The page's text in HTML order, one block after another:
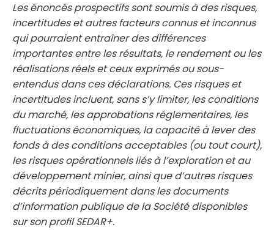
Les énoncés prospectifs sont soumis à des risques,
incertitudes et autres facteurs connus et inconnus
qui pourraient entraîner des différences
importantes entre les résultats, le rendement ou les
réalisations réels et ceux exprimés ou sous-
entendus dans ces déclarations. Ces risques et
incertitudes incluent, sans s’y limiter, les conditions
du marché, les approbations réglementaires, les
fluctuations économiques, la capacité à lever des
fonds à des conditions acceptables (ou tout court),
les risques opérationnels liés à l’exploration et au
développement minier, ainsi que d’autres risques
décrits périodiquement dans les documents
d’information publique de la Société disponibles
sur son profil SEDAR+.